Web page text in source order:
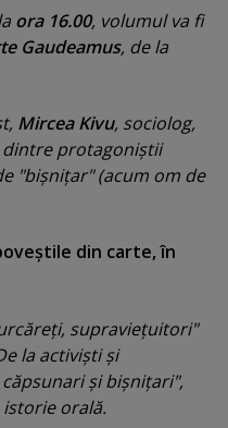
ora 16.00, volumul va fi
Gaudeamus, de la
Mircea Kivu, sociolog,
protagoniştii
"bişniţar" (acum om de
din carte, în
supravieţuitori"
la activişti şi
şi bişniţari",
orală.